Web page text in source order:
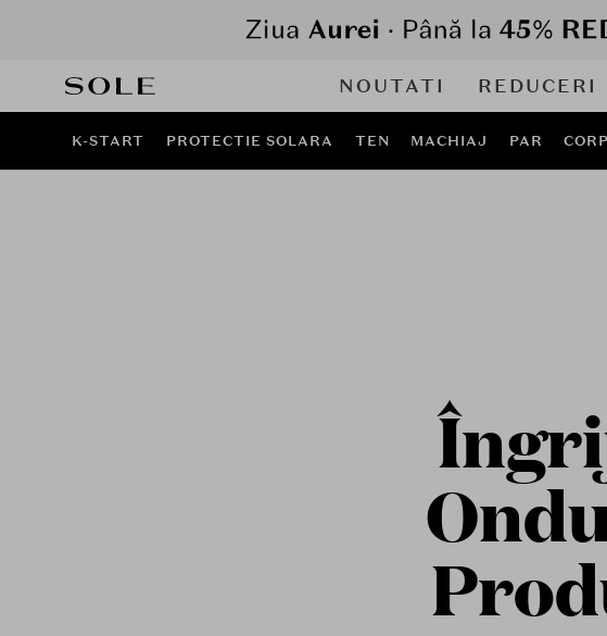
NOUTATI REDUCERI
K-START PROTECTIE SOLARA TEN MACHIAJ PAR CORP